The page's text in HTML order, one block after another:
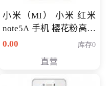
小米（MI） 小米 红米
note5A 手机 樱花粉高配
版 全网通(3G+32G)
0.00 库存0
直营